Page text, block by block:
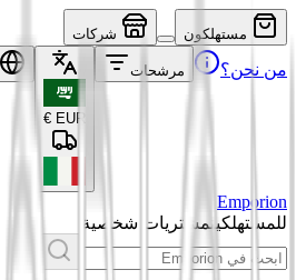
مستهلكون شركات
من نحن؟ مرشحات
EUR
€
Emporion
للمستهلكينمشتريات شخصية